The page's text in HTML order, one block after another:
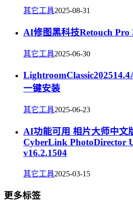
其它工具2025-08-31
AI修图黑科技Retouch Pro
其它工具2025-06-30
一键安装
其它工具2025-06-23
AI功能可用 相片大师中文
CyberLink PhotoDirector
v16.2.1504
其它工具2025-03-15
更多标签